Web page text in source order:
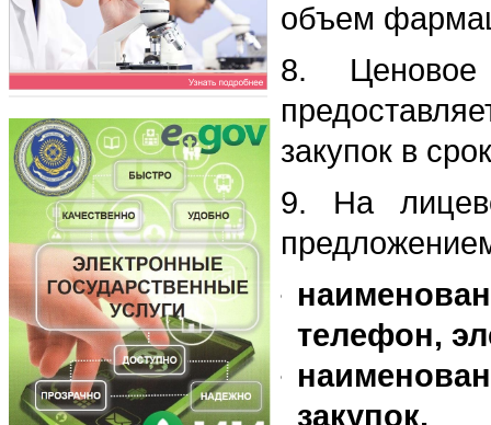
объем
8. Ценовое
закупок в
9. На
телефон,
закупок,